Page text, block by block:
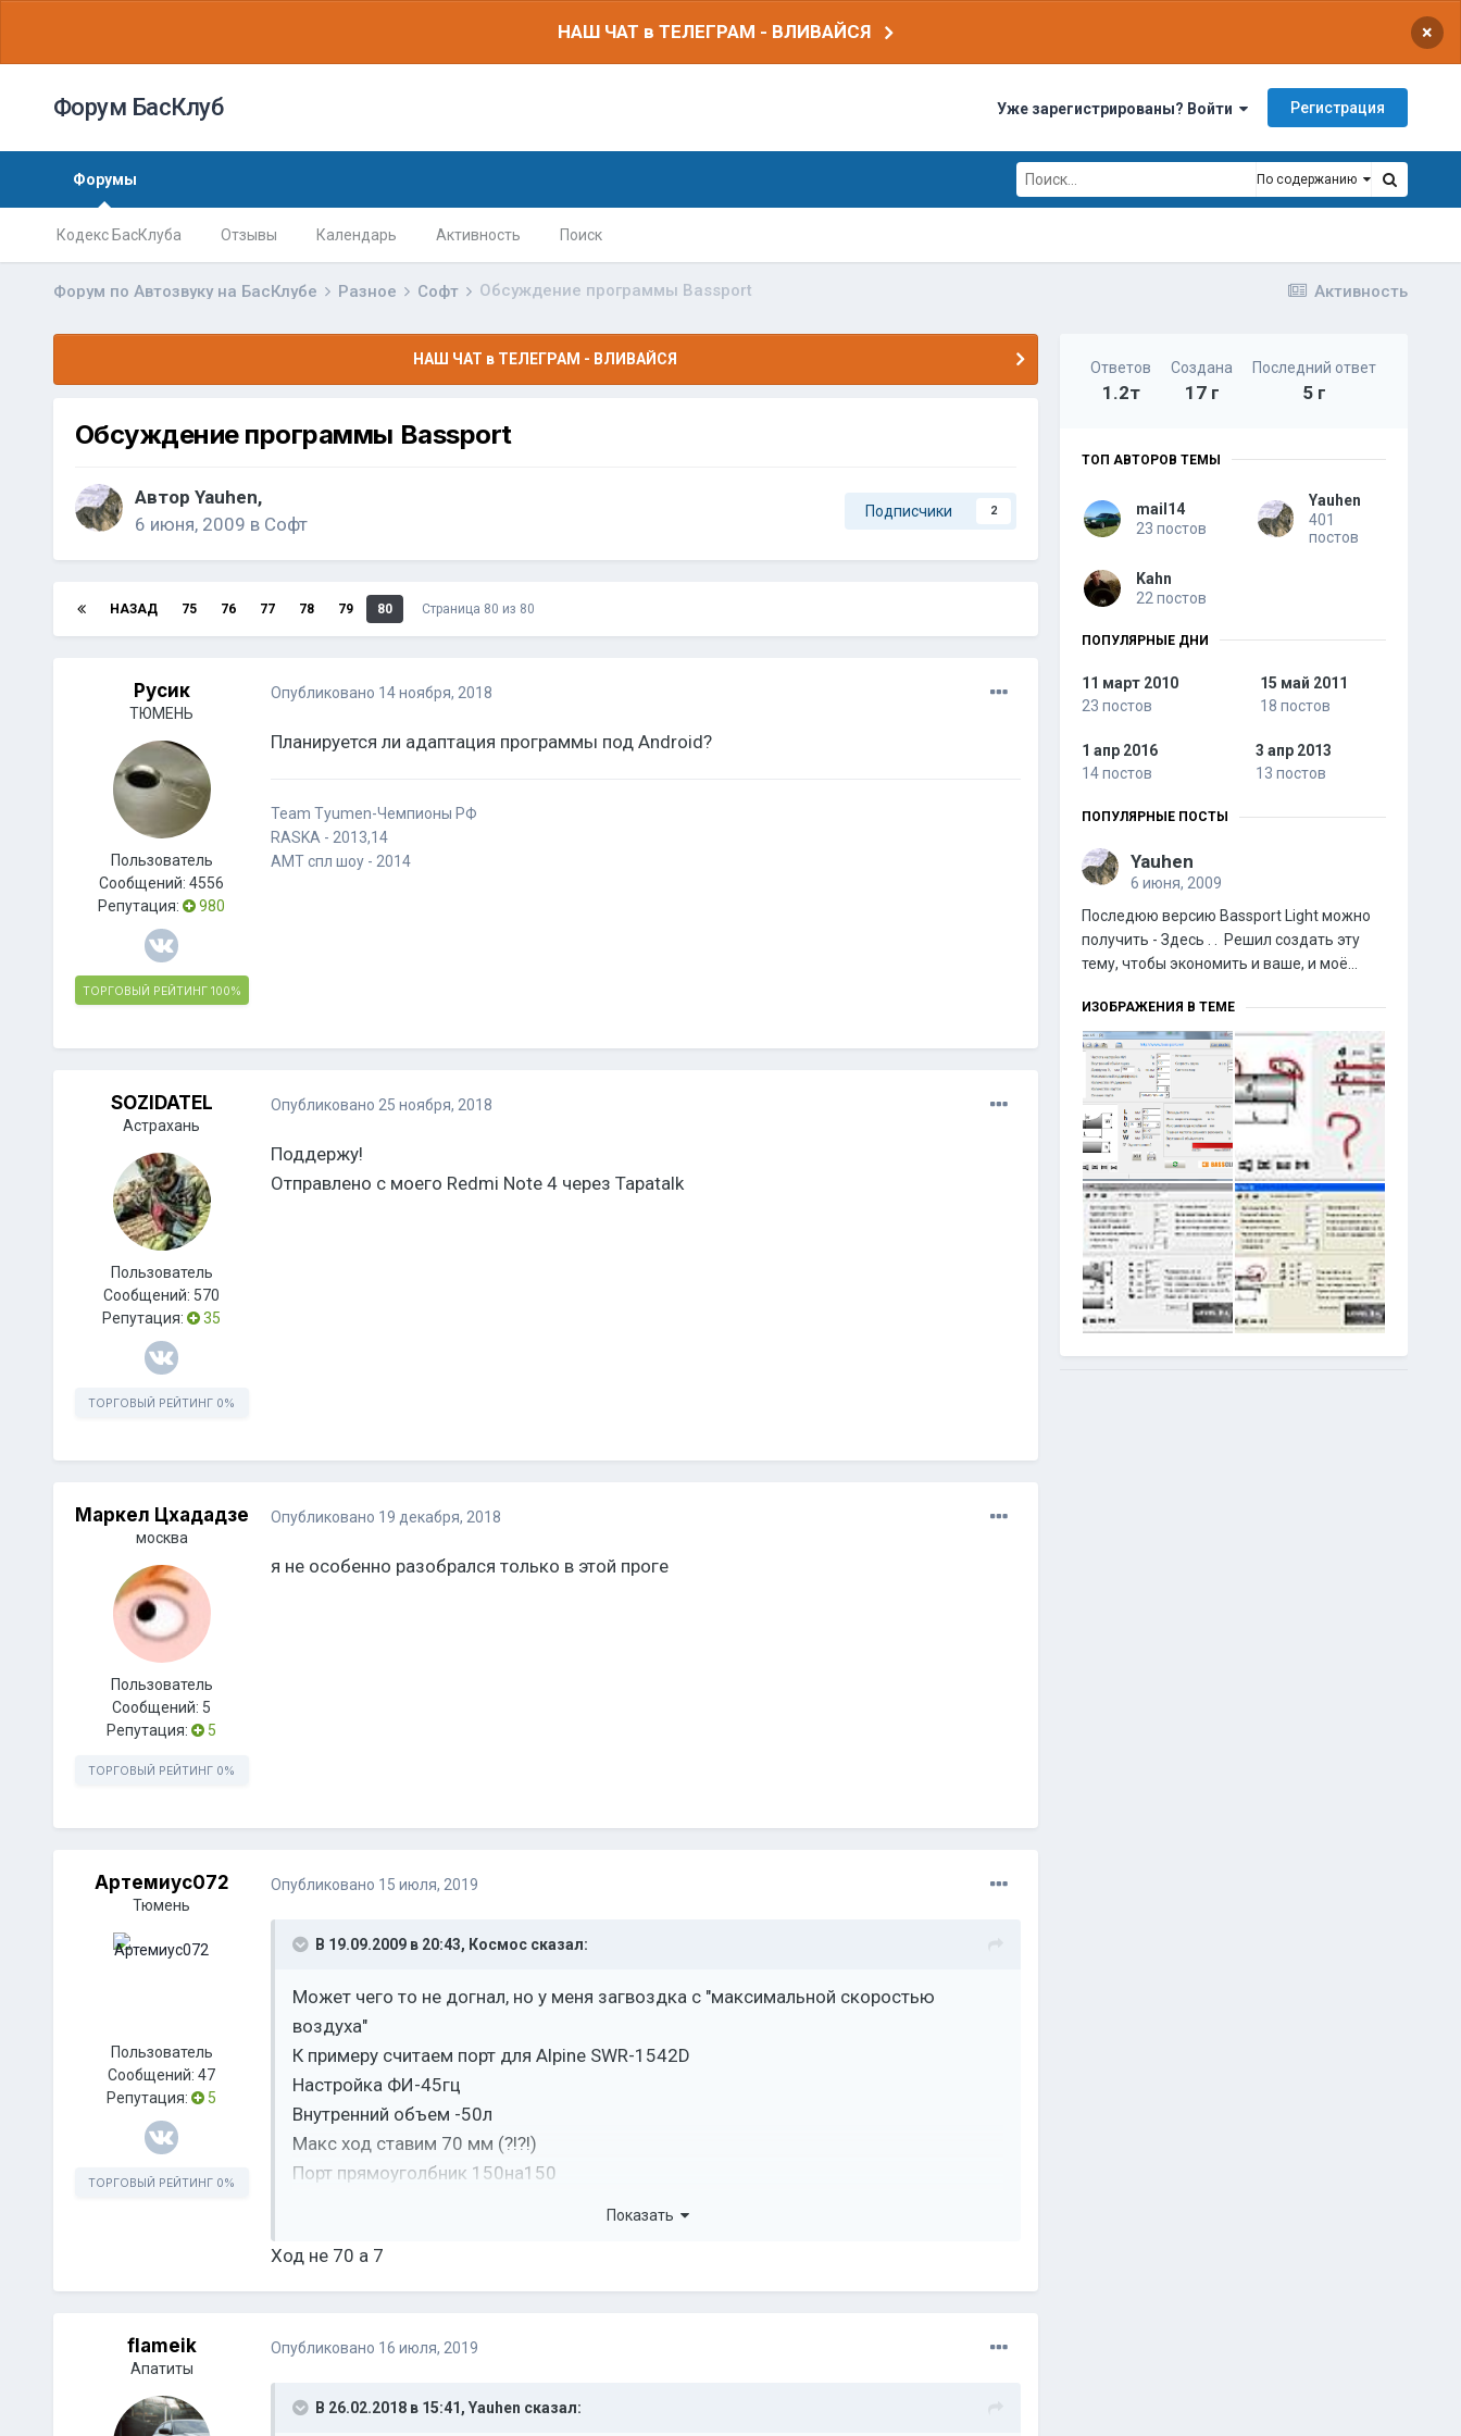
НАШ ЧАТ в ТЕЛЕГРАМ - ВЛИВАЙСЯ ×
Форум БасКлуб Уже зарегистрированы? Войти Регистрация
Форумы
Кодекс БасКлуба Отзывы Календарь Активность Поиск
По содержанию
Активность
Форум по Автозвуку на БасКлубе Разное Софт Обсуждение программы Bassport
НАШ ЧАТ в ТЕЛЕГРАМ - ВЛИВАЙСЯ
Обсуждение программы Bassport
Автор Yauhen,
6 июня, 2009 в Софт
Подписчики 2
НАЗАД 75 76 77 78 79 80 Страница 80 из 80
Русик
ТЮМЕНЬ
Пользователь
Сообщений:4556
Репутация:
980
ТОРГОВЫЙ РЕЙТИНГ 100%
Опубликовано 14 ноября, 2018
Планируется ли адаптация программы под Android?
Team Tyumen-Чемпионы РФ
RASKA - 2013,14
AMT спл шоу - 2014
SOZIDATEL
Астрахань
Пользователь
Сообщений: 570
Репутация:
35
ТОРГОВЫЙ РЕЙТИНГ 0%
Опубликовано 25 ноября, 2018
Поддержу!
Отправлено с моего Redmi Note 4 через Tapatalk
Маркел Цхададзе
москва
Пользователь
Сообщений: 5
Репутация:
5
ТОРГОВЫЙ РЕЙТИНГ 0%
Опубликовано 19 декабря, 2018
я не особенно разобрался только в этой проге
Артемиус072
Тюмень
Пользователь
Сообщений:47
Репутация:
5
ТОРГОВЫЙ РЕЙТИНГ 0%
Опубликовано 15 июля, 2019
В 19.09.2009 в 20:43, Космоссказал:
Может чего то не догнал, но у меня загвоздка с "максимальной скоростью
воздуха"
К примеру считаем порт для Alpine SWR-1542D
Настройка ФИ-45гц
Внутренний объем -50л
Макс ход ставим 70 мм (?!?!)
Порт прямоуголбник 150на150
Максимальная скорость воздуха получается 47.29м/с ??почему??
Показать
Ход не 70 а 7
flameik
Апатиты
Опубликовано 16 июля, 2019
В 26.02.2018 в 15:41, Yauhen сказал:
Ответов
1.2т
Создана
17 г
Последний ответ
5 г
ТОП АВТОРОВ ТЕМЫ
mail14
23 постов
Yauhen
401
постов
Kahn
22 постов
ПОПУЛЯРНЫЕ ДНИ
11 март 2010
23 постов
15 май 2011
18 постов
1 апр 2016
14 постов
3 апр 2013
13 постов
ПОПУЛЯРНЫЕ ПОСТЫ
Yauhen
6 июня, 2009
Последюю версию Bassport Light можно
получить - Здесь . . Решил создать эту
тему, чтобы экономить и ваше, и моё...
ИЗОБРАЖЕНИЯ В ТЕМЕ